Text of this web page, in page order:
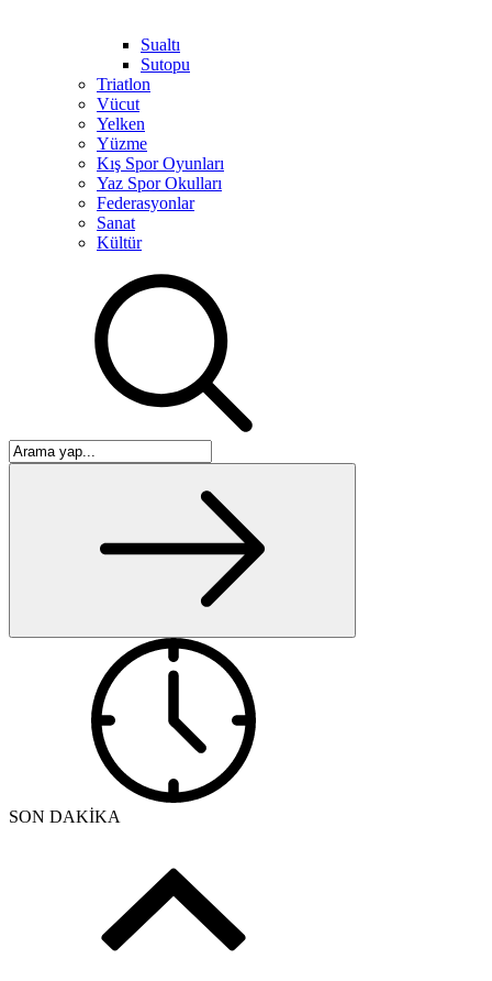
Sualtı
Sutopu
Triatlon
Vücut
Yelken
Yüzme
Kış Spor Oyunları
Yaz Spor Okulları
Federasyonlar
Sanat
Kültür
SON DAKİKA